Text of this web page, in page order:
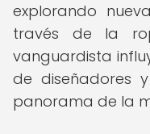
explorando
través de la
vanguardista
de diseñadores
panorama de la